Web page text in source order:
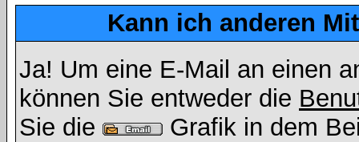
Kann ich anderen
Ja! Um eine E-Mail an einen
können Sie entweder die
Sie die
Grafik in dem